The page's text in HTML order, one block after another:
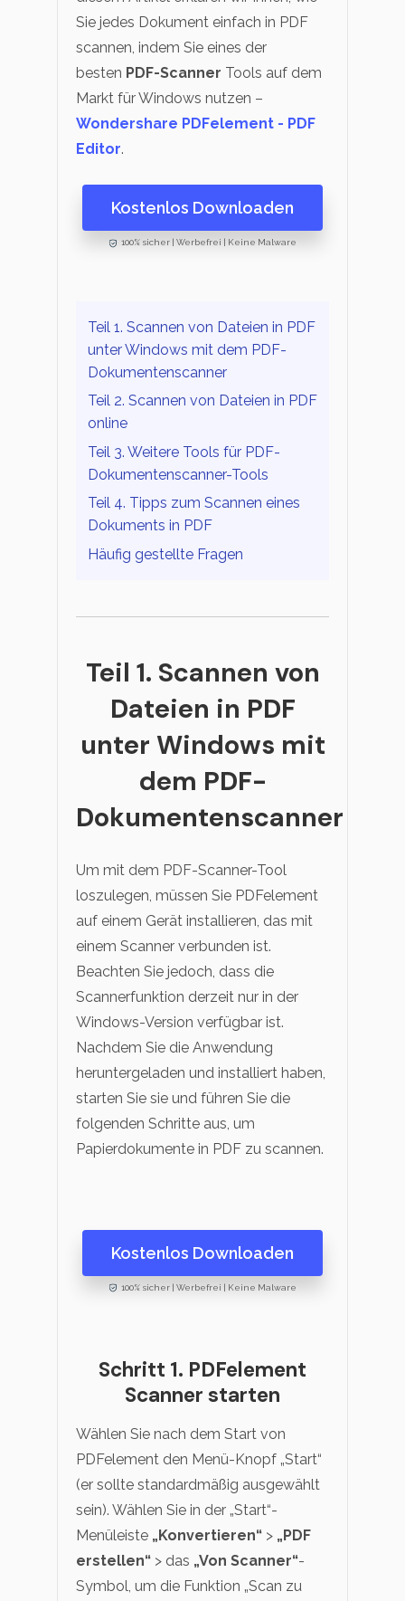
PDF freigeben
Branchen
Bildung
Finanzen
Regierung
Veröffentlichung
Freiberufler
Alle PDF-Funktionen
Technische Daten
Kontakt zum Support
Was ist NEU
Benutzerhandbuch
PDFelement für Windows
PDFelement für iOS
Bewertungen
Sehen Sie, was unsere Nutzer sagen.
Kostenlose PDF-Vorlagen
Bearbeiten, Drucken und Anpassen von kostenlosen
PDF-Wissen
Download-Zentrum
Laden Sie die leistungsstärksten und einfachsten
Sie jedes Dokument einfach in PDF
scannen, indem Sie eines der
besten PDF-Scanner Tools auf dem
Markt für Windows nutzen –
Wondershare PDFelement - PDF
Editor.
Kostenlos Downloaden
100% sicher | Werbefrei | Keine Malware
Teil 1. Scannen von Dateien in PDF
unter Windows mit dem PDF-
Dokumentenscanner
Teil 2. Scannen von Dateien in PDF
online
Teil 3. Weitere Tools für PDF-
Dokumentenscanner-Tools
Teil 4. Tipps zum Scannen eines
Dokuments in PDF
Häufig gestellte Fragen
Teil 1. Scannen von
Dateien in PDF
unter Windows mit
dem PDF-
Dokumentenscanner
Um mit dem PDF-Scanner-Tool
loszulegen, müssen Sie PDFelement
auf einem Gerät installieren, das mit
einem Scanner verbunden ist.
Beachten Sie jedoch, dass die
Scannerfunktion derzeit nur in der
Windows-Version verfügbar ist.
Nachdem Sie die Anwendung
heruntergeladen und installiert haben,
starten Sie sie und führen Sie die
folgenden Schritte aus, um
Papierdokumente in PDF zu scannen.
Kostenlos Downloaden
100% sicher | Werbefrei | Keine Malware
Schritt 1. PDFelement
Scanner starten
Wählen Sie nach dem Start von
PDFelement den Menü-Knopf „Start“
(er sollte standardmäßig ausgewählt
sein). Wählen Sie in der „Start“-
Menüleiste „Konvertieren“ > „PDF
erstellen“ > das „Von Scanner“-
Symbol, um die Funktion „Scan zu